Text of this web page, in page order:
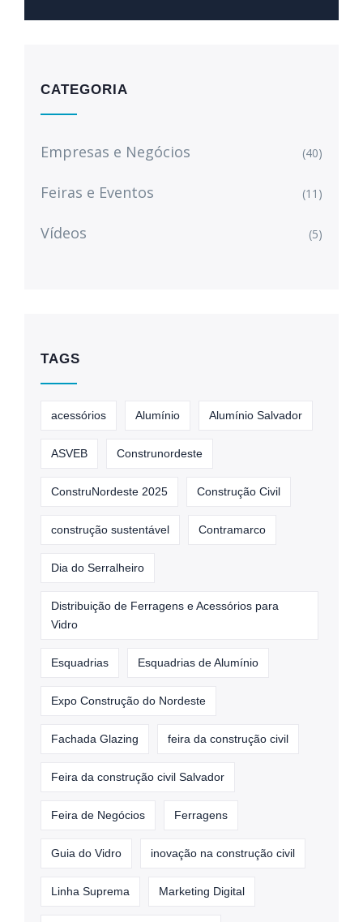
CATEGORIA
Empresas e Negócios (40)
Feiras e Eventos (11)
Vídeos (5)
TAGS
acessórios Alumínio Alumínio Salvador
ASVEB Construnordeste
ConstruNordeste 2025 Construção Civil
construção sustentável Contramarco
Dia do Serralheiro
Distribuição de Ferragens e Acessórios para
Vidro
Esquadrias Esquadrias de Alumínio
Expo Construção do Nordeste
Fachada Glazing feira da construção civil
Feira da construção civil Salvador
Feira de Negócios Ferragens
Guia do Vidro inovação na construção civil
Linha Suprema Marketing Digital